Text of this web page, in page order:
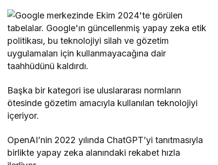
Başka bir kategori ise uluslararası normların
ötesinde gözetim amacıyla kullanılan teknolojiyi
içeriyor.
OpenAI’nin 2022 yılında ChatGPT’yi tanıtmasıyla
birlikte yapay zeka alanındaki rekabet hızla